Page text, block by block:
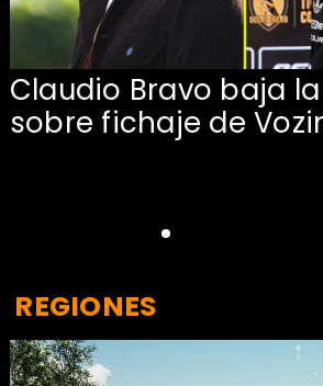
Claudio Bravo baja
sobre fichaje de
REGIONES